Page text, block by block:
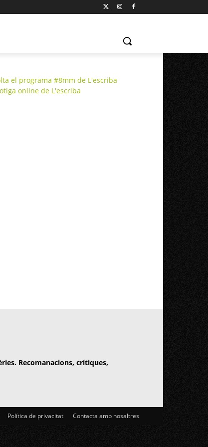
Recomanacions, crítiques,
Política de privacitat Contacta amb nosaltres